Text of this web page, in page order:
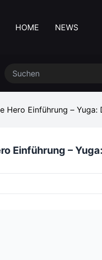
HOME NEWS
Hero Einführung – Yuga:
Einführung –